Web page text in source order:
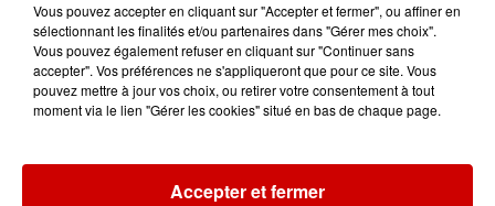
Alouette vous invite à
Futuroscope Xperiences !
Le Duel - Gagnez votre balade
en jet ski !
Vous pouvez accepter en cliquant sur "Accepter et fermer", ou affiner en
sélectionnant les finalités et/ou partenaires dans "Gérer mes choix".
Vous pouvez également refuser en cliquant sur "Continuer sans
accepter". Vos préférences ne s'appliqueront que pour ce site. Vous
pouvez mettre à jour vos choix, ou retirer votre consentement à tout
moment via le lien "Gérer les cookies" situé en bas de chaque page.
Accepter et fermer